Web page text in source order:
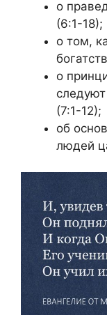
о
(6:1-18);
о том,
о
(7:1-12);
об
людей